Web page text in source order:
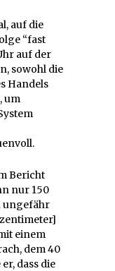
auf die
“fast
auf der
sowohl die
Handels
um
Bericht
nur 150
ungefähr
einem
dem 40
dass die